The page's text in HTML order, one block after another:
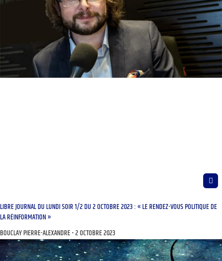
LIBRE JOURNAL DU LUNDI SOIR 1/2 DU 2 OCTOBRE 2023 : « LE RENDEZ-VOUS POLITIQUE DE
LA RÉINFORMATION »
BOUCLAY PIERRE-ALEXANDRE 2 OCTOBRE 2023